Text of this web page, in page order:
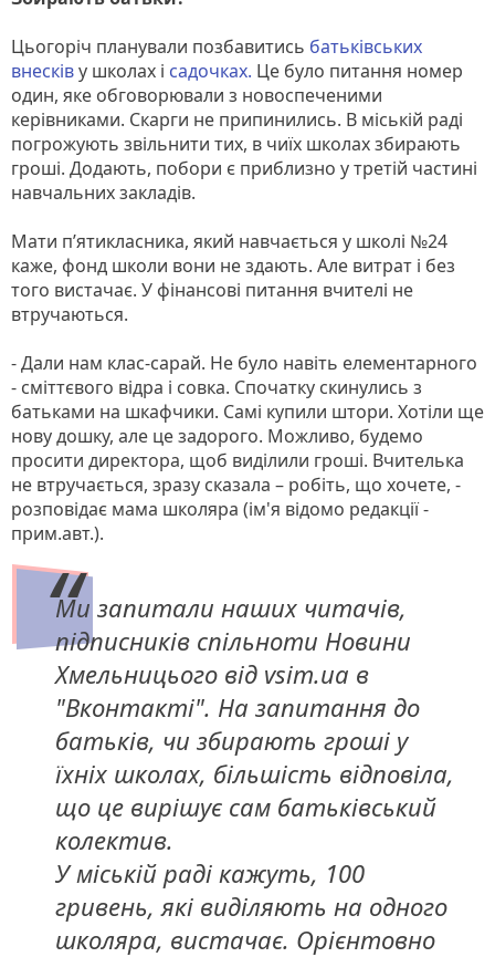
Цьогоріч планували позбавитись батьківських
внесківу школах і садочках. Це було питання номер
один, яке обговорювали з новоспеченими
керівниками. Скарги не припинились. В міській раді
погрожують звільнити тих, в чиїх школах збирають
гроші. Додають, побори є приблизно у третій частині
навчальних закладів.
Мати п’ятикласника, який навчається у школі №24
каже, фонд школи вони не здають. Але витрат і без
того вистачає. У фінансові питання вчителі не
втручаються.
- Дали нам клас-сарай. Не було навіть елементарного
- сміттєвого відра і совка. Спочатку скинулись з
батьками на шкафчики. Самі купили штори. Хотіли ще
нову дошку, але це задорого. Можливо, будемо
просити директора, щоб виділили гроші. Вчителька
не втручається, зразу сказала – робіть, що хочете, -
розповідає мама школяра (ім'я відомо редакції -
прим.авт.).
Ми запитали наших читачів,
підписників спільноти Новини
Хмельницього від vsim.ua в
"Вконтакті". На запитання до
батьків, чи збирають гроші у
їхніх школах, більшість відповіла,
що це вирішує сам батьківський
колектив.
У міській раді кажуть, 100
гривень, які виділяють на одного
школяра, вистачає. Орієнтовно